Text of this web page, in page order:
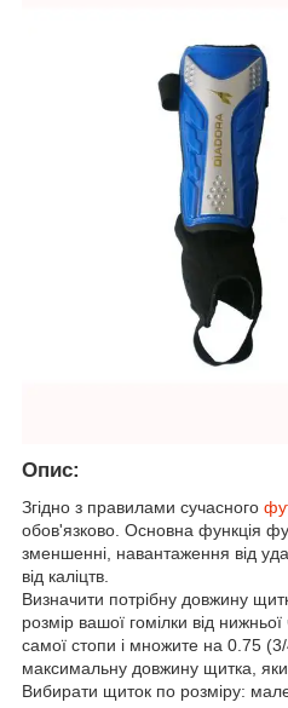
Опис:
Згідно з правилами сучасного
обов'язково. Основна функція
зменшенні, навантаження від
від каліцтв.
Визначити потрібну довжину
розмір вашої гомілки від
самої стопи і множите на 0.75
максимальну довжину щитка,
Вибирати щиток по розміру: